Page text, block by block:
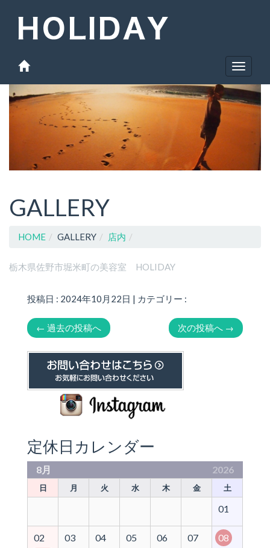
Toggle
GALLERY
HOME GALLERY 店内
栃木県佐野市堀米町の美容室 HOLIDAY
投稿日 : 2024年10月22日 | カテゴリー :
← 過去の投稿へ 次の投稿へ →
定休日カレンダー
8月 2026
日 月 火 水 木 金 土
01
02 03 04 05 06 07 08